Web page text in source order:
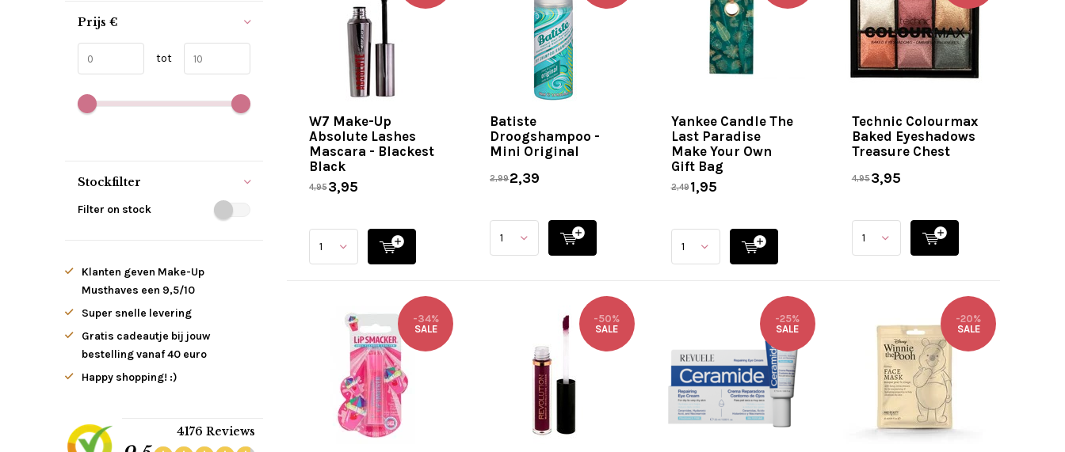
W7 Make-Up
Absolute Lashes
Mascara - Blackest
Black
4,953,95
Batiste
Droogshampoo -
Mini Original
2,992,39
Yankee Candle The
Last Paradise
Make Your Own
Gift Bag
2,491,95
Technic Colourmax
Baked Eyeshadows
Treasure Chest
4,953,95
-34%
SALE
-50%
SALE
-25%
SALE
-20%
SALE
Prijs €
tot
Stockfilter
Filter on stock
Klanten geven Make-Up
Musthaves een 9,5/10
Super snelle levering
Gratis cadeautje bij jouw
bestelling vanaf 40 euro
Happy shopping! :)
4176 Reviews